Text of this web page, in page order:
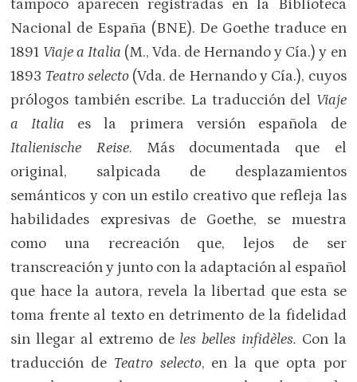
tampoco aparecen registradas en la Biblioteca
Nacional de España (BNE). De Goethe traduce en
1891 Viaje a Italia (M., Vda. de Hernando y Cía.) y en
1893 Teatro selecto(Vda. de Hernando y Cía.), cuyos
prólogos también escribe. La traducción del Viaje
a Italia es la primera versión española de
Italienische Reise. Más documentada que el
original, salpicada de desplazamientos
semánticos y con un estilo creativo que refleja las
habilidades expresivas de Goethe, se muestra
como una recreación que, lejos de ser
transcreación y junto con la adaptación al español
que hace la autora, revela la libertad que esta se
toma frente al texto en detrimento de la fidelidad
sin llegar al extremo deles belles infidèles. Con la
traducción de Teatro selecto, en la que opta por